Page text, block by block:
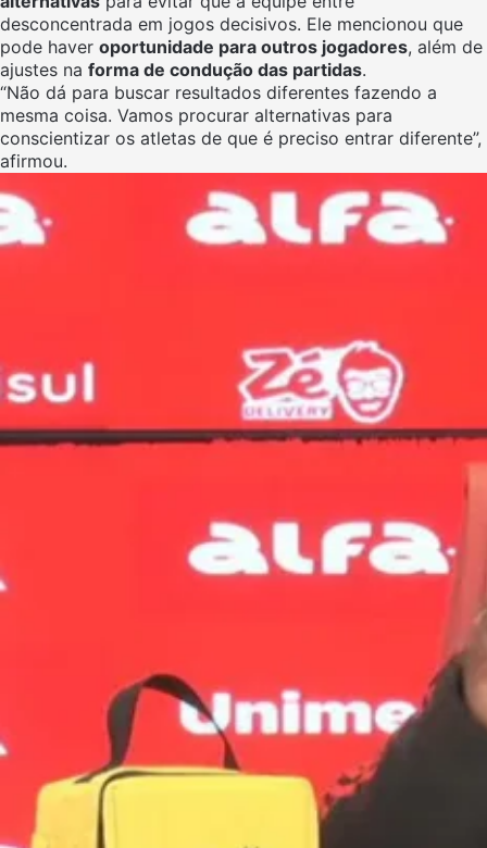
desconcentrada em jogos decisivos. Ele mencionou que
pode haver oportunidade para outros jogadores, além de
ajustes na forma de condução das partidas.
“Não dá para buscar resultados diferentes fazendo a
mesma coisa. Vamos procurar alternativas para
conscientizar os atletas de que é preciso entrar diferente”,
afirmou.